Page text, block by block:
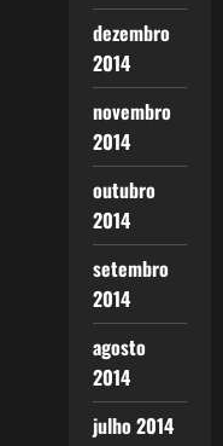
dezembro
2014
novembro
2014
outubro
2014
setembro
2014
agosto
2014
julho 2014